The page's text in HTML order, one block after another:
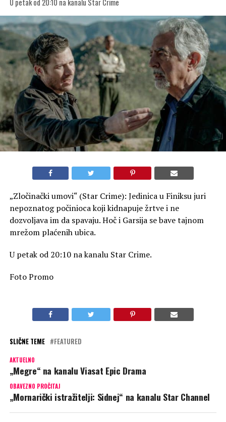
U petak od 20:10 na kanalu Star Crime
„Zločinački umovi“ (Star Crime): Jedinica u Finiksu juri
nepoznatog počinioca koji kidnapuje žrtve i ne
dozvoljava im da spavaju. Hoč i Garsija se bave tajnom
mrežom plaćenih ubica.
U petak od 20:10 na kanalu Star Crime.
Foto Promo
SLIČNE TEME FEATURED
AKTUELNO
„Megre“ na kanalu Viasat Epic Drama
OBAVEZNO PROČITAJ
„Mornarički istražitelji: Sidnej“ na kanalu Star Channel